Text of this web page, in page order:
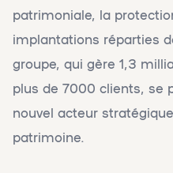
patrimoniale, la
implantations réparties
groupe, qui gère 1,3
plus de 7000 clients, se
nouvel acteur
patrimoine.